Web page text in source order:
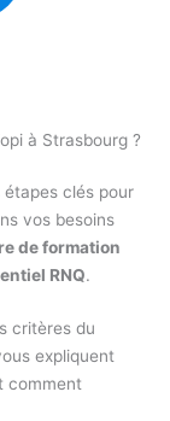
à Strasbourg ?
clés pour
vos besoins
de formation
RNQ.
critères du
expliquent
comment